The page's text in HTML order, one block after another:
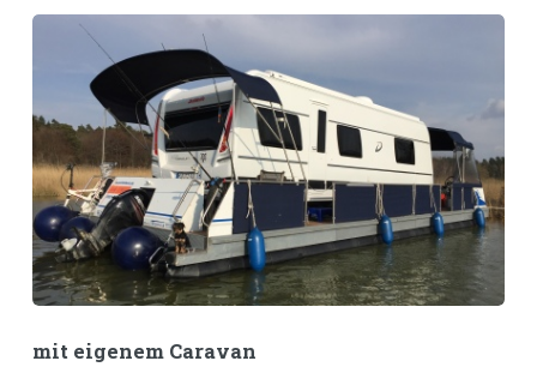
mit eigenem Caravan